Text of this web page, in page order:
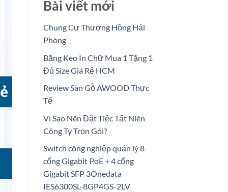
Bài viết mới
Chung Cư Thượng Hồng Hải
Phòng
Băng Keo In Chữ Mua 1 Tặng 1
Đủ Size Giá Rẻ HCM
Review Sàn Gỗ AWOOD Thực
Tế
Vì Sao Nên Đặt Tiệc Tất Niên
Công Ty Trọn Gói?
Switch công nghiệp quản lý 8
cổng Gigabit PoE + 4 cổng
Gigabit SFP 3Onedata
IES6300SL-8GP4GS-2LV